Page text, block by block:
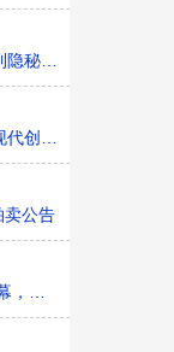
秘胜地
创新的甜蜜传承
卖公告
，探寻社区花园里的